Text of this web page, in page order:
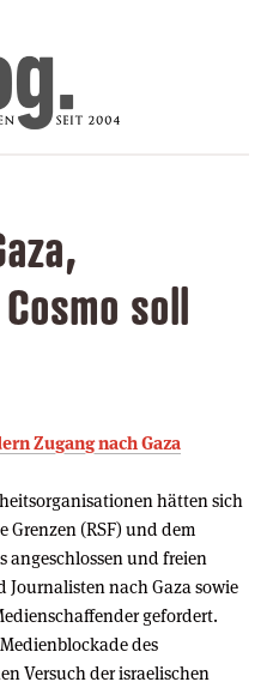
soll
Zugang nach Gaza
hätten sich
Grenzen (RSF) und dem
angeschlossen und freien
nach Gaza sowie
gefordert.
des
Versuch der israelischen